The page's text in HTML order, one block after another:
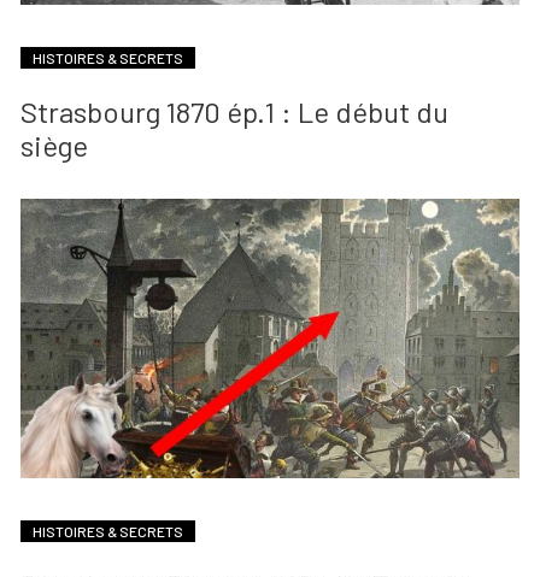
HISTOIRES & SECRETS
Strasbourg 1870 ép.1 : Le début du
siège
HISTOIRES & SECRETS